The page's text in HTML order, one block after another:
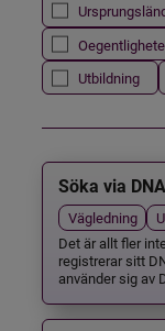
Utbildning
Söka via DNA
Vägledning
Det är allt fler
registrerar sitt
använder sig av